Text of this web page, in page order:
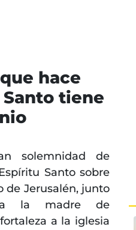
hace
tiene
solemnidad de
Santo sobre
de Jerusalén, junto
la madre de
a la iglesia